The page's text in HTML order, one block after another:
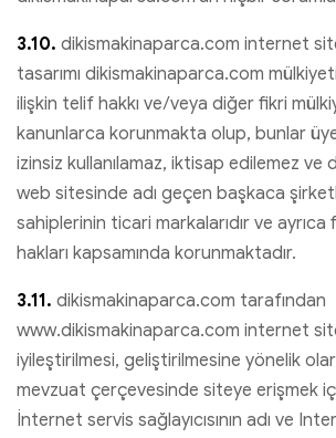
3.10. dikismakinaparca.com internet
tasarımı dikismakinaparca.com
ilişkin telif hakkı ve/veya diğer fikri
kanunlarca korunmakta olup, bunlar
izinsiz kullanılamaz, iktisap edilemez ve
web sitesinde adı geçen başkaca
sahiplerinin ticari markalarıdır ve ayrıca
hakları kapsamında korunmaktadır.
3.11. dikismakinaparca.com tarafından
www.dikismakinaparca.com internet
iyileştirilmesi, geliştirilmesine yönelik
mevzuat çerçevesinde siteye erişmek
İnternet servis sağlayıcısının adı ve